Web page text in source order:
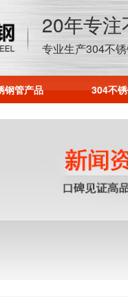
20年专
专业生产304不
钢管产品 304不